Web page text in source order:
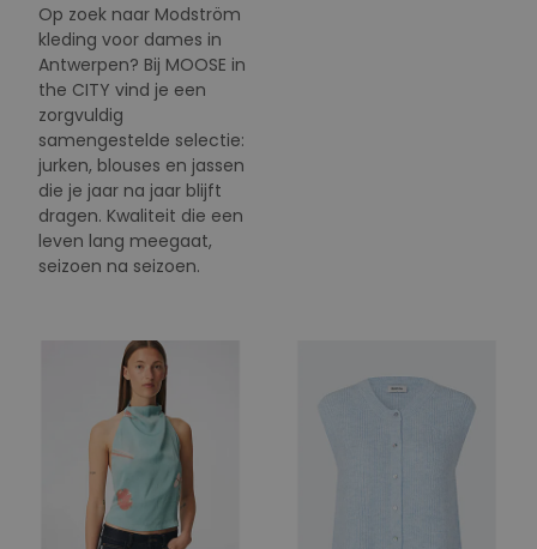
Op zoek naar Modström
kleding voor dames in
Antwerpen? Bij MOOSE in
the CITY vind je een
zorgvuldig
samengestelde selectie:
jurken, blouses en jassen
die je jaar na jaar blijft
dragen. Kwaliteit die een
leven lang meegaat,
seizoen na seizoen.